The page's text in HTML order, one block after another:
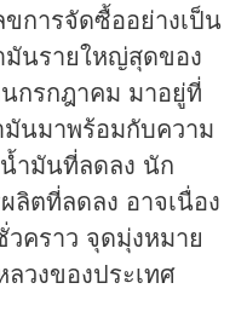
การจัดซื้ออย่างเป็น
นรายใหญ่สุดของ
กรกฎาคม มาอยู่ที่
มันมาพร้อมกับความ
ำมันที่ลดลง นัก
ลิตที่ลดลง อาจเนื่อง
คราว จุดมุ่งหมาย
วงของประเทศ